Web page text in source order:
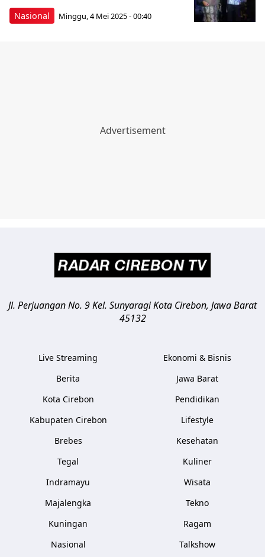
Nasional Minggu, 4 Mei 2025 - 00:40
Jl. Perjuangan No. 9 Kel. SunyaragiKota Cirebon, Jawa Barat
45132
Live Streaming
Berita
Kota Cirebon
Kabupaten Cirebon
Brebes
Tegal
Indramayu
Majalengka
Kuningan
Nasional
Ekonomi & Bisnis
Jawa Barat
Pendidikan
Lifestyle
Kesehatan
Kuliner
Wisata
Tekno
Ragam
Talkshow